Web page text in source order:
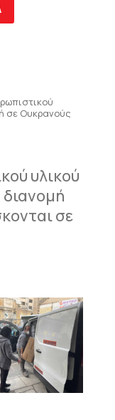
σε Ουκρανούς
υλικού
σε